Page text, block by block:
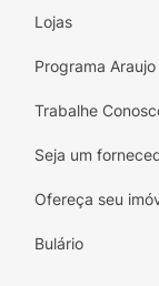
Experimente
e descubra
apaixone-se
esse doce
Lojas
Programa
Trabalhe
Seja um
Ofereça seu
Bulário